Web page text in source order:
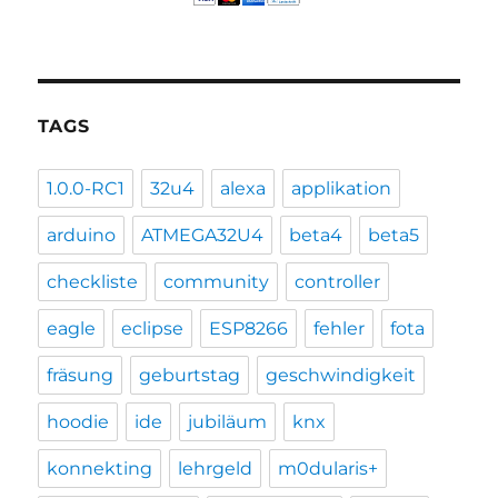
TAGS
1.0.0-RC1 32u4 alexa applikation
arduino ATMEGA32U4 beta4 beta5
checkliste community controller
eagle eclipse ESP8266 fehler fota
fräsung geburtstag geschwindigkeit
hoodie ide jubiläum knx
konnekting lehrgeld m0dularis+